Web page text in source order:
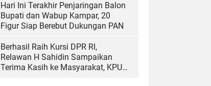
Hari Ini Terakhir Penjaringan Balon
Bupati dan Wabup Kampar, 20
Figur Siap Berebut Dukungan PAN
Berhasil Raih Kursi DPR RI,
Relawan H Sahidin Sampaikan
Terima Kasih ke Masyarakat, KPU